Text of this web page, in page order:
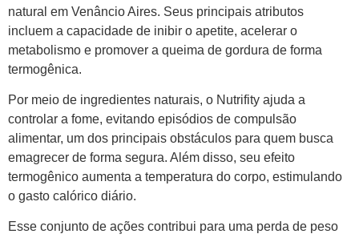
natural em Venâncio Aires. Seus principais atributos
incluem a capacidade de inibir o apetite, acelerar o
metabolismo e promover a queima de gordura de forma
termogênica.
Por meio de ingredientes naturais, o Nutrifity ajuda a
controlar a fome, evitando episódios de compulsão
alimentar, um dos principais obstáculos para quem busca
emagrecer de forma segura. Além disso, seu efeito
termogênico aumenta a temperatura do corpo, estimulando
o gasto calórico diário.
Esse conjunto de ações contribui para uma perda de peso